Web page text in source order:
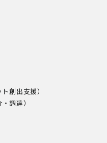
創出支援）
調達）